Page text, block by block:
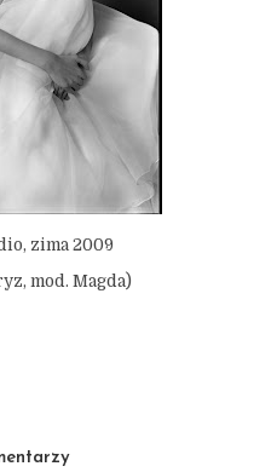
zima 2009
mod. Magda)